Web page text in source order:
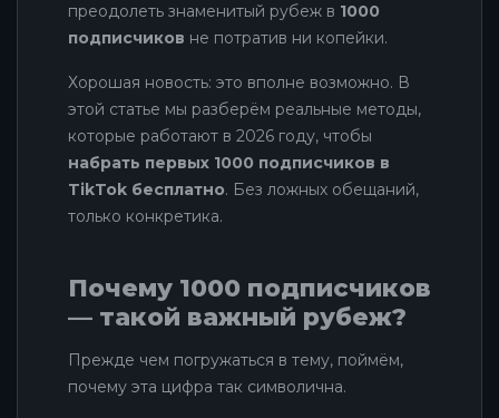
преодолеть знаменитый рубеж в 1000
подписчиков не потратив ни копейки.
Хорошая новость: это вполне возможно. В
этой статье мы разберём реальные методы,
которые работают в 2026 году, чтобы
набрать первых 1000 подписчиков в
TikTok бесплатно. Без ложных обещаний,
только конкретика.
Почему 1000 подписчиков
— такой важный рубеж?
Прежде чем погружаться в тему, поймём,
почему эта цифра так символична.